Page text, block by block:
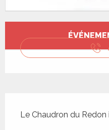
Ouverture et
Le Chaudron du Redon